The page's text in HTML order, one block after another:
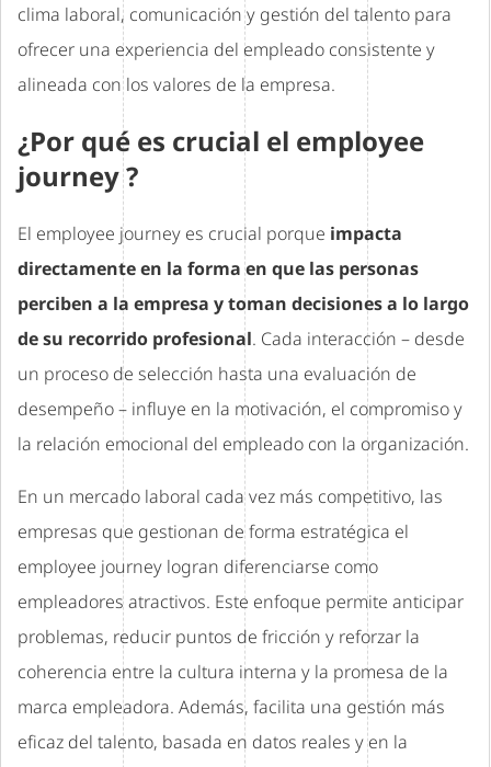
clima laboral, comunicación y gestión del talento para
ofrecer una experiencia del empleado consistente y
alineada con los valores de la empresa.
¿Por qué es crucial el employee
journey ?
El employee journey es crucial porque impacta
directamente en la forma en que las personas
perciben a la empresa y toman decisiones a lo largo
de su recorrido profesional. Cada interacción – desde
un proceso de selección hasta una evaluación de
desempeño – influye en la motivación, el compromiso y
la relación emocional del empleado con la organización.
En un mercado laboral cada vez más competitivo, las
empresas que gestionan de forma estratégica el
employee journey logran diferenciarse como
empleadores atractivos. Este enfoque permite anticipar
problemas, reducir puntos de fricción y reforzar la
coherencia entre la cultura interna y la promesa de la
marca empleadora. Además, facilita una gestión más
eficaz del talento, basada en datos reales y en la